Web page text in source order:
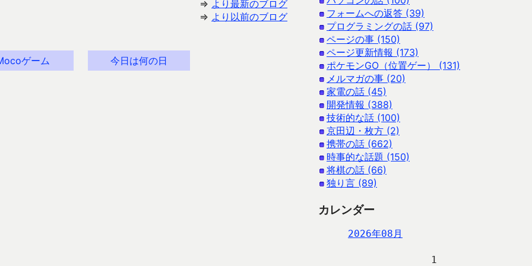
⇒ より最新のブログ
⇒ より以前のブログ
ゲーム 今日は何の日
フォームへの返答 (39)
プログラミングの話 (97)
ページの事 (150)
ページ更新情報 (173)
ポケモンGO（位置ゲー） (131)
メルマガの事 (20)
家電の話 (45)
開発情報 (388)
技術的な話 (100)
京田辺・枚方 (2)
携帯の話 (662)
時事的な話題 (150)
将棋の話 (66)
独り言 (89)
カレンダー
2026年08月
                   1